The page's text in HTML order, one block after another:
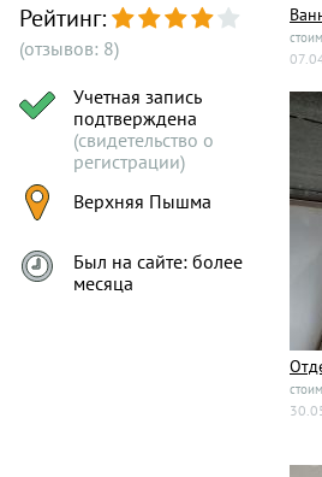
Рейтинг:
(отзывов: 8)
Учетная запись
подтверждена
(свидетельство о
регистрации)
Верхняя Пышма
Был на сайте: более
месяца